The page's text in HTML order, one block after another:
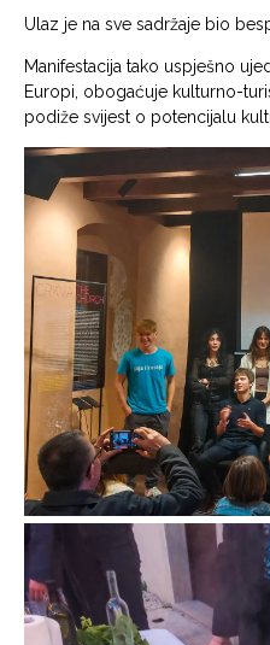
Ulaz je na sve sadržaje bio
Manifestacija tako uspješno
Europi, obogaćuje kulturno-
podiže svijest o potencijalu